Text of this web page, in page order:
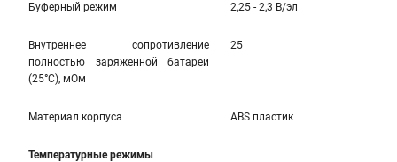
Буферный режим 2,25 - 2,3 В/эл
Внутреннее сопротивление
полностью заряженной батареи
(25°С), мОм
25
Материал корпуса ABS пластик
Температурные режимы